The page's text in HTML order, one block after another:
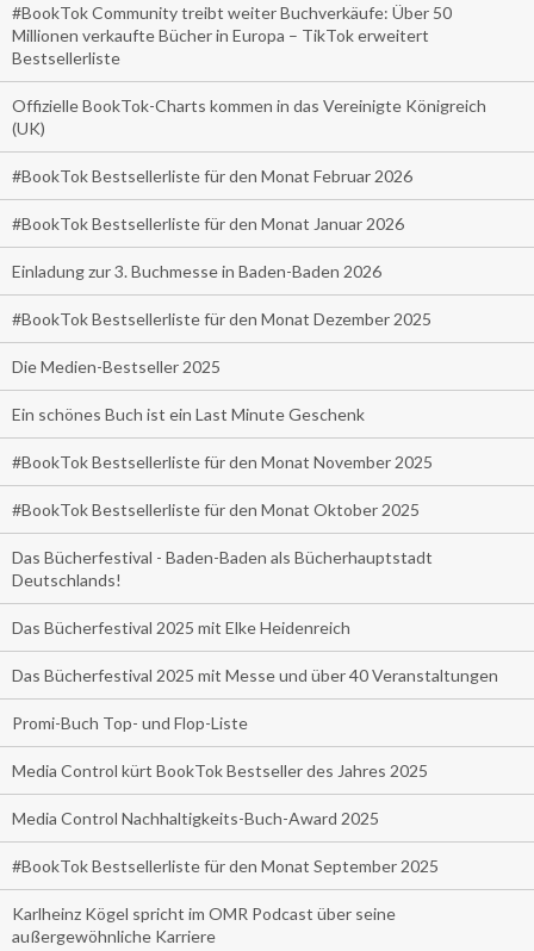
#BookTok Community treibt weiter Buchverkäufe: Über 50
Millionen verkaufte Bücher in Europa – TikTok erweitert
Bestsellerliste
Offizielle BookTok-Charts kommen in das Vereinigte Königreich
(UK)
#BookTok Bestsellerliste für den Monat Februar 2026
#BookTok Bestsellerliste für den Monat Januar 2026
Einladung zur 3. Buchmesse in Baden-Baden 2026
#BookTok Bestsellerliste für den Monat Dezember 2025
Die Medien-Bestseller 2025
Ein schönes Buch ist ein Last Minute Geschenk
#BookTok Bestsellerliste für den Monat November 2025
#BookTok Bestsellerliste für den Monat Oktober 2025
Das Bücherfestival - Baden-Baden als Bücherhauptstadt
Deutschlands!
Das Bücherfestival 2025 mit Elke Heidenreich
Das Bücherfestival 2025 mit Messe und über 40 Veranstaltungen
Promi-Buch Top- und Flop-Liste
Media Control kürt BookTok Bestseller des Jahres 2025
Media Control Nachhaltigkeits-Buch-Award 2025
#BookTok Bestsellerliste für den Monat September 2025
Karlheinz Kögel spricht im OMR Podcast über seine
außergewöhnliche Karriere